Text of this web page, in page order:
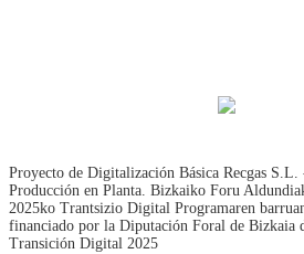
Proyecto de Digitalización Básica Recgas
Producción en Planta. Bizkaiko Foru
2025ko Trantsizio Digital Programaren
financiado por la Diputación Foral de Bizkaia
Transición Digital 2025